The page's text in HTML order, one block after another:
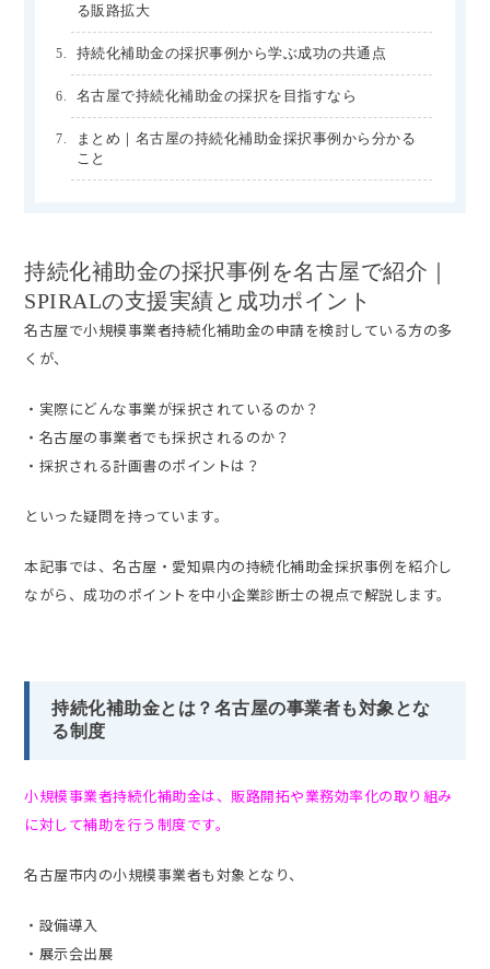
る販路拡大
持続化補助金の採択事例から学ぶ成功の共通点
名古屋で持続化補助金の採択を目指すなら
まとめ｜名古屋の持続化補助金採択事例から分かる
こと
持続化補助金の採択事例を名古屋で紹介｜
SPIRALの支援実績と成功ポイント
名古屋で小規模事業者持続化補助金の申請を検討している方の多
くが、
・実際にどんな事業が採択されているのか？
・名古屋の事業者でも採択されるのか？
・採択される計画書のポイントは？
といった疑問を持っています。
本記事では、名古屋・愛知県内の持続化補助金採択事例を紹介し
ながら、成功のポイントを中小企業診断士の視点で解説します。
持続化補助金とは？名古屋の事業者も対象とな
る制度
小規模事業者持続化補助金は、販路開拓や業務効率化の取り組み
に対して補助を行う制度です。
名古屋市内の小規模事業者も対象となり、
・設備導入
・展示会出展